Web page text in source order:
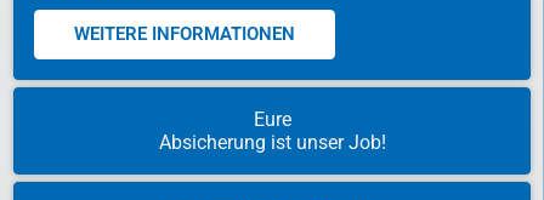
WEITERE INFORMATIONEN
Eure
Absicherung ist unser Job!